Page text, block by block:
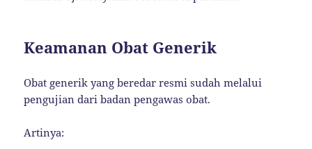
Keamanan Obat Generik
Obat generik yang beredar resmi sudah melalui
pengujian dari badan pengawas obat.
Artinya: